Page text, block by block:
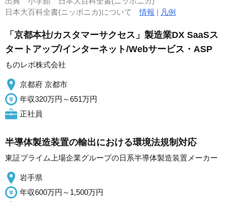
日本大百科全書(ニッポニカ)について情報 | 凡例
「京都本社/カスタマーサクセス」製造業DX SaaSス
タートアップ/インターネット/Webサービス・ASP
ものレボ株式会社
京都府 京都市
年収320万円～651万円
正社員
半導体製造装置の輸出における環境法規制対応
東証プライム上場企業グループの日系半導体製造装置メーカー
岩手県
年収600万円～1,500万円